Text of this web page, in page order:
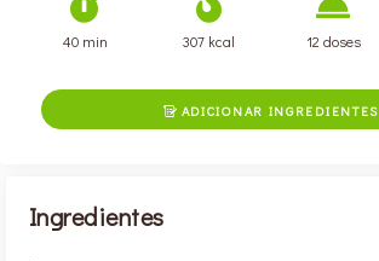
40 min 307 kcal 12 doses
ADICIONAR INGREDIENTES
Ingredientes